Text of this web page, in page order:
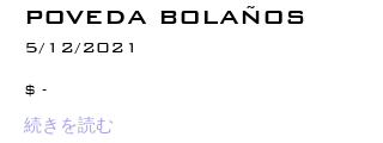
POVEDA BOLAÑOS
5/12/2021
$ -
続きを読む